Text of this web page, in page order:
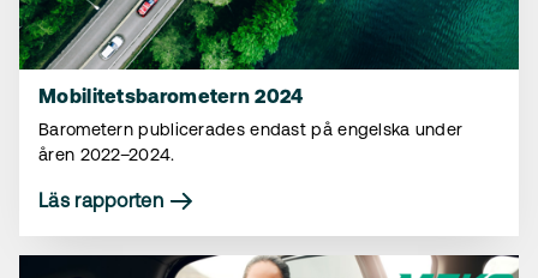
Mobilitetsbarometern 2024
Barometern publicerades endast på engelska under
åren 2022–2024.
Läs rapporten